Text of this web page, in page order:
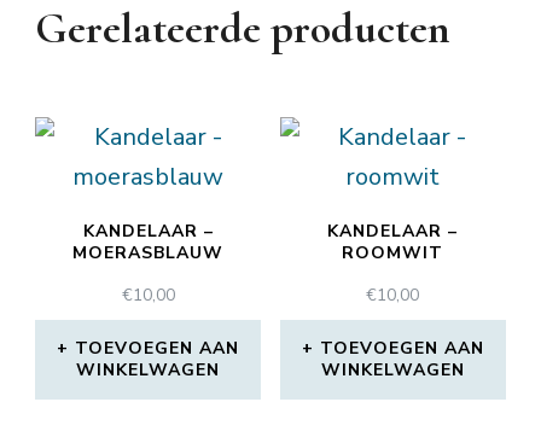
Gerelateerde producten
KANDELAAR –
MOERASBLAUW
€10,00
TOEVOEGEN AAN
WINKELWAGEN
KANDELAAR –
ROOMWIT
€10,00
TOEVOEGEN AAN
WINKELWAGEN